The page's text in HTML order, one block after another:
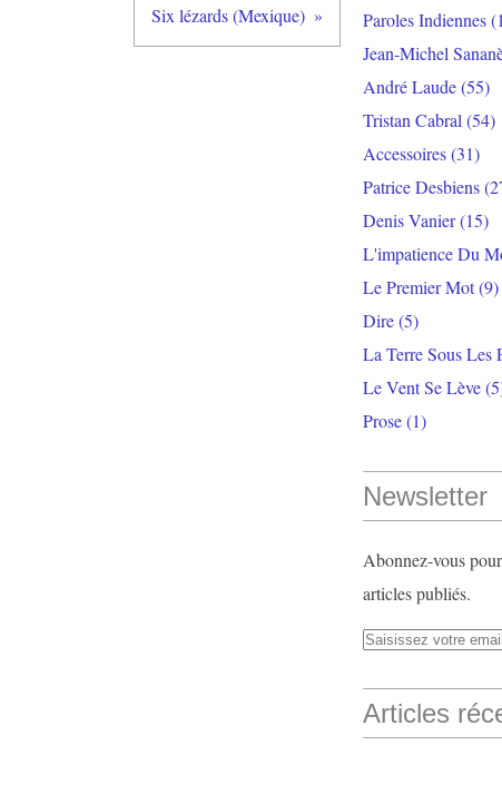
Six lézards (Mexique)
Paroles Indiennes
Jean-Michel
André Laude(55)
Tristan Cabral (54)
Accessoires(31)
Patrice Desbiens
Denis Vanier(15)
L'impatience Du
Le Premier Mot(9)
Dire(5)
La Terre Sous Les
Le Vent Se Lève
Prose(1)
Newsletter
Abonnez-vous
articles publiés.
Articles